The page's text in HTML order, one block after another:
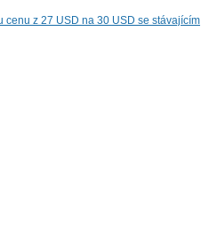
z 27 USD na 30 USD se stávajícím